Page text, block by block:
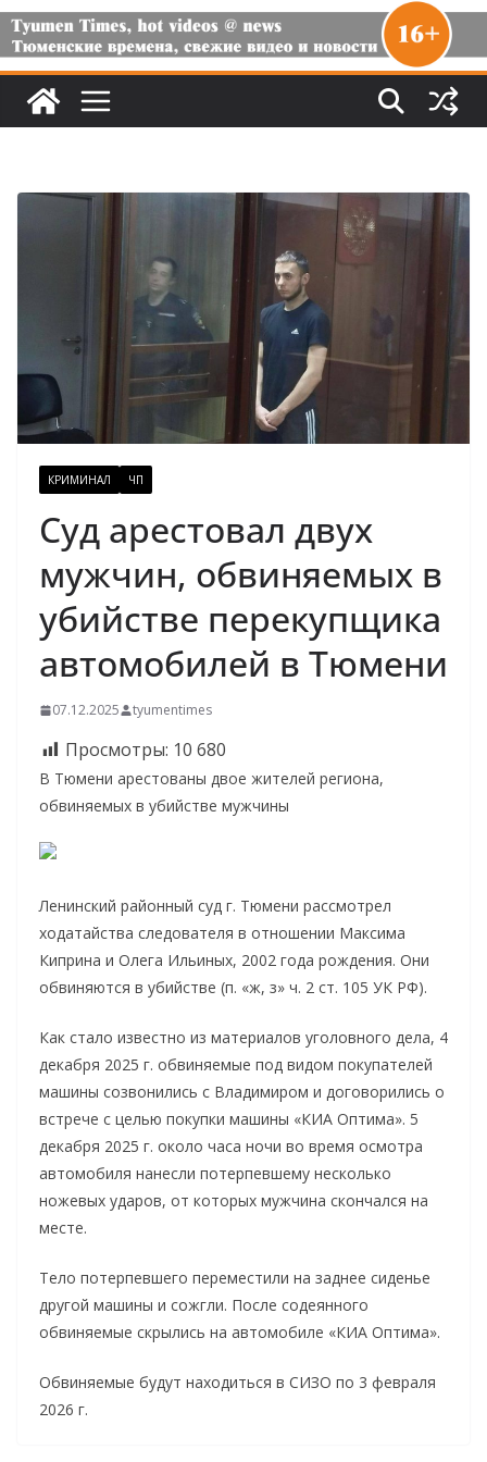
КРИМИНАЛ ЧП
Суд арестовал двух
мужчин, обвиняемых в
убийстве перекупщика
автомобилей в Тюмени
07.12.2025 tyumentimes
Просмотры: 10 680
В Тюмени арестованы двое жителей региона,
обвиняемых в убийстве мужчины
Ленинский районный суд г. Тюмени рассмотрел
ходатайства следователя в отношении Максима
Киприна и Олега Ильиных, 2002 года рождения. Они
обвиняются в убийстве (п. «ж, з» ч. 2 ст. 105 УК РФ).
Как стало известно из материалов уголовного дела, 4
декабря 2025 г. обвиняемые под видом покупателей
машины созвонились с Владимиром и договорились о
встрече с целью покупки машины «КИА Оптима». 5
декабря 2025 г. около часа ночи во время осмотра
автомобиля нанесли потерпевшему несколько
ножевых ударов, от которых мужчина скончался на
месте.
Тело потерпевшего переместили на заднее сиденье
другой машины и сожгли. После содеянного
обвиняемые скрылись на автомобиле «КИА Оптима».
Обвиняемые будут находиться в СИЗО по 3 февраля
2026 г.